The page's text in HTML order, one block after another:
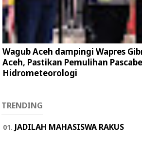
Wagub Aceh dampingi Wapres
Aceh, Pastikan Pemulihan
Hidrometeorologi
TRENDING
JADILAH MAHASISWA RAKUS